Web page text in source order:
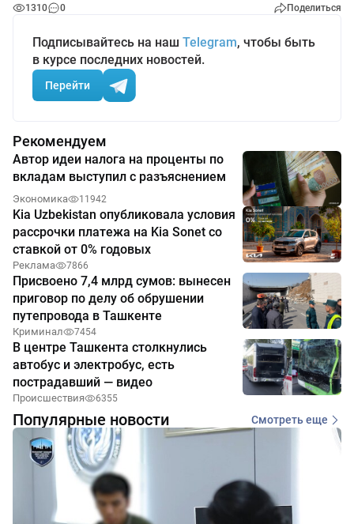
1310 0 Поделиться
Подписывайтесь на наш Telegram, чтобы быть
в курсе последних новостей.
Перейти
Рекомендуем
Автор идеи налога на проценты по
вкладам выступил с разъяснением
Экономика 11942
Kia Uzbekistan опубликовала условия
рассрочки платежа на Kia Sonet со
ставкой от 0% годовых
Реклама 7866
Присвоено 7,4 млрд сумов: вынесен
приговор по делу об обрушении
путепровода в Ташкенте
Криминал 7454
В центре Ташкента столкнулись
автобус и электробус, есть
пострадавший — видео
Происшествия 6355
Популярные новости Смотреть еще